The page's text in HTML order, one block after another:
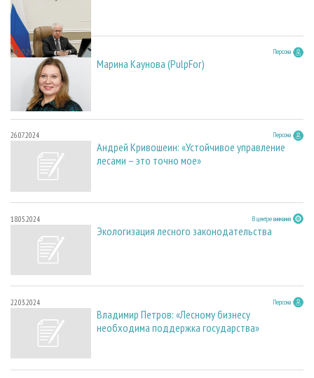
04.10.2025 Персона
Марина Каунова (PulpFor)
26.07.2024 Персона
Андрей Кривошеин: «Устойчивое управление
лесами – это точно мое»
18.05.2024 В центре внимания
Экологизация лесного законодательства
22.03.2024 Персона
Владимир Петров: «Лесному бизнесу
необходима поддержка государства»